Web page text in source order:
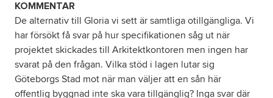
KOMMENTAR
De alternativ till Gloria vi sett är samtliga otillgängliga. Vi
har försökt få svar på hur specifikationen såg ut när
projektet skickades till Arkitektkontoren men ingen har
svarat på den frågan. Vilka stöd i lagen lutar sig
Göteborgs Stad mot när man väljer att en sån här
offentlig byggnad inte ska vara tillgänglig? Inga svar där